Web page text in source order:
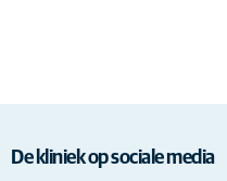
De kliniek op sociale media